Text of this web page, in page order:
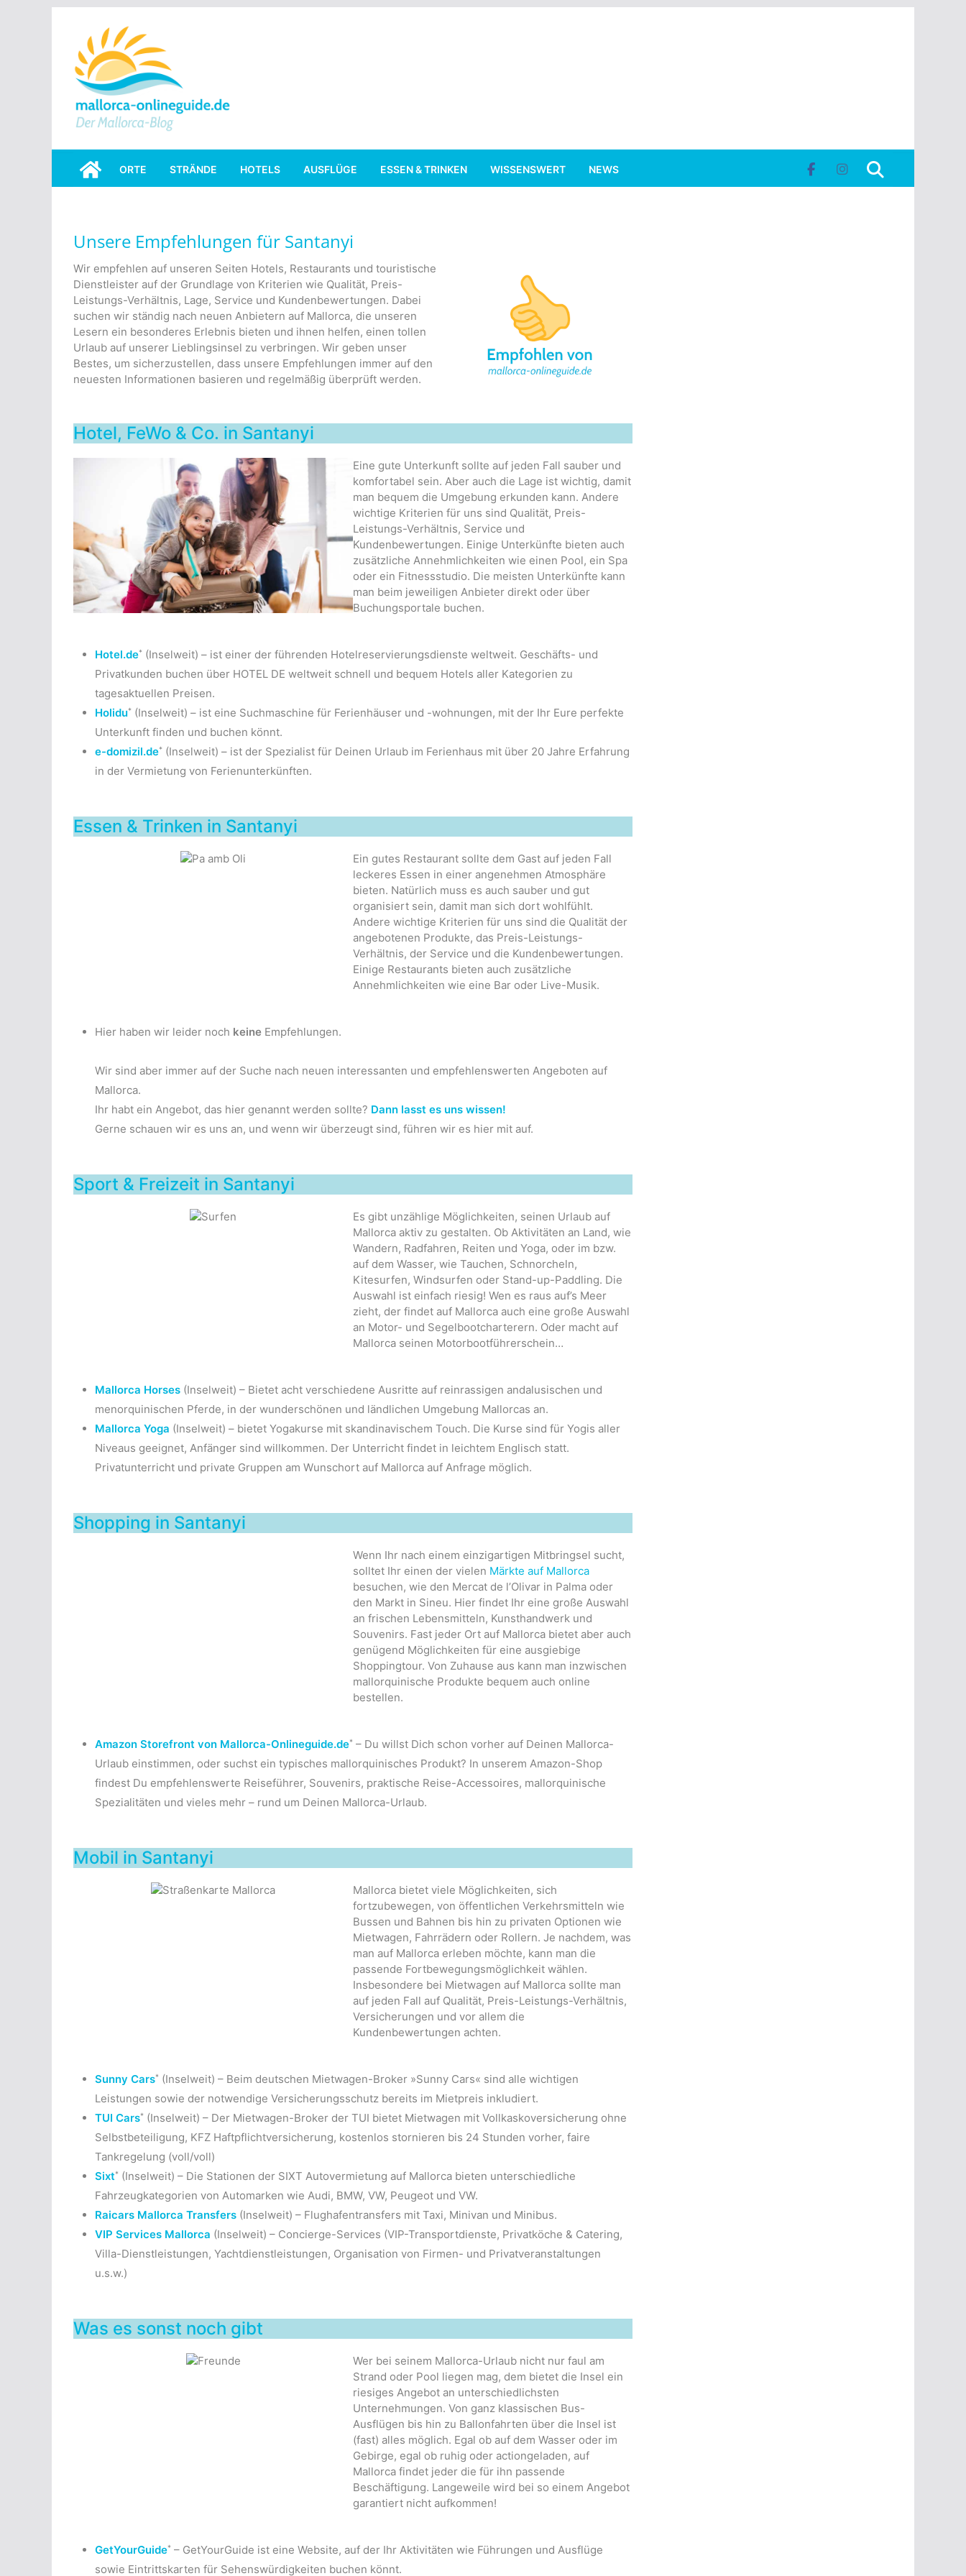
content
ORTE STRÄNDE HOTELS AUSFLÜGE ESSEN & TRINKEN WISSENSWERT NEWS
Unsere Empfehlungen für Santanyi
Wir empfehlen auf unseren Seiten Hotels, Restaurants und touristische
Dienstleister auf der Grundlage von Kriterien wie Qualität, Preis-
Leistungs-Verhältnis, Lage, Service und Kundenbewertungen. Dabei
suchen wir ständig nach neuen Anbietern auf Mallorca, die unseren
Lesern ein besonderes Erlebnis bieten und ihnen helfen, einen tollen
Urlaub auf unserer Lieblingsinsel zu verbringen. Wir geben unser
Bestes, um sicherzustellen, dass unsere Empfehlungen immer auf den
neuesten Informationen basieren und regelmäßig überprüft werden.
Hotel, FeWo & Co. in Santanyi
Eine gute Unterkunft sollte auf jeden Fall sauber und
komfortabel sein. Aber auch die Lage ist wichtig, damit
man bequem die Umgebung erkunden kann. Andere
wichtige Kriterien für uns sind Qualität, Preis-
Leistungs-Verhältnis, Service und
Kundenbewertungen. Einige Unterkünfte bieten auch
zusätzliche Annehmlichkeiten wie einen Pool, ein Spa
oder ein Fitnessstudio. Die meisten Unterkünfte kann
man beim jeweiligen Anbieter direkt oder über
Buchungsportale buchen.
Hotel.de* (Inselweit) – ist einer der führenden Hotelreservierungsdienste weltweit. Geschäfts- und
Privatkunden buchen über HOTEL DE weltweit schnell und bequem Hotels aller Kategorien zu
tagesaktuellen Preisen.
Holidu* (Inselweit) – ist eine Suchmaschine für Ferienhäuser und -wohnungen, mit der Ihr Eure perfekte
Unterkunft finden und buchen könnt.
e-domizil.de* (Inselweit) – ist der Spezialist für Deinen Urlaub im Ferienhaus mit über 20 Jahre Erfahrung
in der Vermietung von Ferienunterkünften.
Essen & Trinken in Santanyi
Ein gutes Restaurant sollte dem Gast auf jeden Fall
leckeres Essen in einer angenehmen Atmosphäre
bieten. Natürlich muss es auch sauber und gut
organisiert sein, damit man sich dort wohlfühlt.
Andere wichtige Kriterien für uns sind die Qualität der
angebotenen Produkte, das Preis-Leistungs-
Verhältnis, der Service und die Kundenbewertungen.
Einige Restaurants bieten auch zusätzliche
Annehmlichkeiten wie eine Bar oder Live-Musik.
Hier haben wir leider noch keine Empfehlungen.
Wir sind aber immer auf der Suche nach neuen interessanten und empfehlenswerten Angeboten auf
Mallorca.
Ihr habt ein Angebot, das hier genannt werden sollte? Dann lasst es uns wissen!
Gerne schauen wir es uns an, und wenn wir überzeugt sind, führen wir es hier mit auf.
Sport & Freizeit in Santanyi
Es gibt unzählige Möglichkeiten, seinen Urlaub auf
Mallorca aktiv zu gestalten. Ob Aktivitäten an Land, wie
Wandern, Radfahren, Reiten und Yoga, oder im bzw.
auf dem Wasser, wie Tauchen, Schnorcheln,
Kitesurfen, Windsurfen oder Stand-up-Paddling. Die
Auswahl ist einfach riesig! Wen es raus auf’s Meer
zieht, der findet auf Mallorca auch eine große Auswahl
an Motor- und Segelbootcharterern. Oder macht auf
Mallorca seinen Motorbootführerschein…
Mallorca Horses (Inselweit) – Bietet acht verschiedene Ausritte auf reinrassigen andalusischen und
menorquinischen Pferde, in der wunderschönen und ländlichen Umgebung Mallorcas an.
Mallorca Yoga (Inselweit) – bietet Yogakurse mit skandinavischem Touch. Die Kurse sind für Yogis aller
Niveaus geeignet, Anfänger sind willkommen. Der Unterricht findet in leichtem Englisch statt.
Privatunterricht und private Gruppen am Wunschort auf Mallorca auf Anfrage möglich.
Shopping in Santanyi
Wenn Ihr nach einem einzigartigen Mitbringsel sucht,
solltet Ihr einen der vielen Märkte auf Mallorca
besuchen, wie den Mercat de l’Olivar in Palma oder
den Markt in Sineu. Hier findet Ihr eine große Auswahl
an frischen Lebensmitteln, Kunsthandwerk und
Souvenirs. Fast jeder Ort auf Mallorca bietet aber auch
genügend Möglichkeiten für eine ausgiebige
Shoppingtour. Von Zuhause aus kann man inzwischen
mallorquinische Produkte bequem auch online
bestellen.
Amazon Storefront von Mallorca-Onlineguide.de* – Du willst Dich schon vorher auf Deinen Mallorca-
Urlaub einstimmen, oder suchst ein typisches mallorquinisches Produkt? In unserem Amazon-Shop
findest Du empfehlenswerte Reiseführer, Souvenirs, praktische Reise-Accessoires, mallorquinische
Spezialitäten und vieles mehr – rund um Deinen Mallorca-Urlaub.
Mobil in Santanyi
Mallorca bietet viele Möglichkeiten, sich
fortzubewegen, von öffentlichen Verkehrsmitteln wie
Bussen und Bahnen bis hin zu privaten Optionen wie
Mietwagen, Fahrrädern oder Rollern. Je nachdem, was
man auf Mallorca erleben möchte, kann man die
passende Fortbewegungsmöglichkeit wählen.
Insbesondere bei Mietwagen auf Mallorca sollte man
auf jeden Fall auf Qualität, Preis-Leistungs-Verhältnis,
Versicherungen und vor allem die
Kundenbewertungen achten.
Sunny Cars* (Inselweit) – Beim deutschen Mietwagen-Broker »Sunny Cars« sind alle wichtigen
Leistungen sowie der notwendige Versicherungsschutz bereits im Mietpreis inkludiert.
TUI Cars* (Inselweit) – Der Mietwagen-Broker der TUI bietet Mietwagen mit Vollkaskoversicherung ohne
Selbstbeteiligung, KFZ Haftpflichtversicherung, kostenlos stornieren bis 24 Stunden vorher, faire
Tankregelung (voll/voll)
Sixt* (Inselweit) – Die Stationen der SIXT Autovermietung auf Mallorca bieten unterschiedliche
Fahrzeugkategorien von Automarken wie Audi, BMW, VW, Peugeot und VW.
Raicars Mallorca Transfers (Inselweit) – Flughafentransfers mit Taxi, Minivan und Minibus.
VIP Services Mallorca (Inselweit) – Concierge-Services (VIP-Transportdienste, Privatköche & Catering,
Villa-Dienstleistungen, Yachtdienstleistungen, Organisation von Firmen- und Privatveranstaltungen
u.s.w.)
Was es sonst noch gibt
Wer bei seinem Mallorca-Urlaub nicht nur faul am
Strand oder Pool liegen mag, dem bietet die Insel ein
riesiges Angebot an unterschiedlichsten
Unternehmungen. Von ganz klassischen Bus-
Ausflügen bis hin zu Ballonfahrten über die Insel ist
(fast) alles möglich. Egal ob auf dem Wasser oder im
Gebirge, egal ob ruhig oder actiongeladen, auf
Mallorca findet jeder die für ihn passende
Beschäftigung. Langeweile wird bei so einem Angebot
garantiert nicht aufkommen!
GetYourGuide* – GetYourGuide ist eine Website, auf der Ihr Aktivitäten wie Führungen und Ausflüge
sowie Eintrittskarten für Sehenswürdigkeiten buchen könnt.